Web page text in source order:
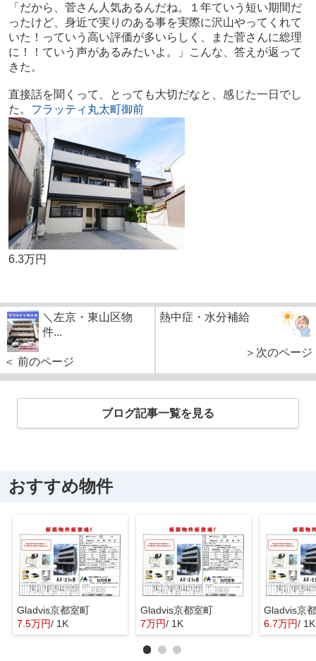
「だから、菅さん人気あるんだね。１年ていう短い期間だ
ったけど、身近で実りのある事を実際に沢山やってくれて
いた！っていう高い評価が多いらしく、また菅さんに総理
に！！ていう声があるみたいよ。」こんな、答えが返って
きた。
直接話を聞くって、とっても大切だなと、感じた一日でし
た。 フラッティ丸太町御前
6.3万円
＼左京・東山区物
件...
＜ 前のページ
熱中症・水分補給
＞次のページ
ブログ記事一覧を見る
おすすめ物件
Gladvis京都室町
7.5万円/ 1K
Gladvis京都室町
7万円/ 1K
Gladvis京
6.7万円/ 1K